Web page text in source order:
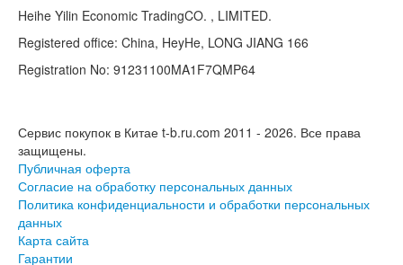
Heihe Yilin Economic TradingCO. , LIMITED.
Registered office: China, HeyHe, LONG JIANG 166
Registration No: 91231100MA1F7QMP64
Сервис покупок в Китае t-b.ru.com 2011 - 2026. Все права
защищены.
Публичная оферта
Согласие на обработку персональных данных
Политика конфиденциальности и обработки персональных
данных
Карта сайта
Гарантии